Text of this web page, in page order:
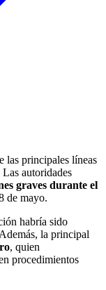
las principales líneas
Las autoridades
graves durante el
de mayo.
habría sido
la principal
, quien
procedimientos